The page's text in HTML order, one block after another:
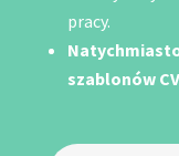
pracy.
szablonów CV